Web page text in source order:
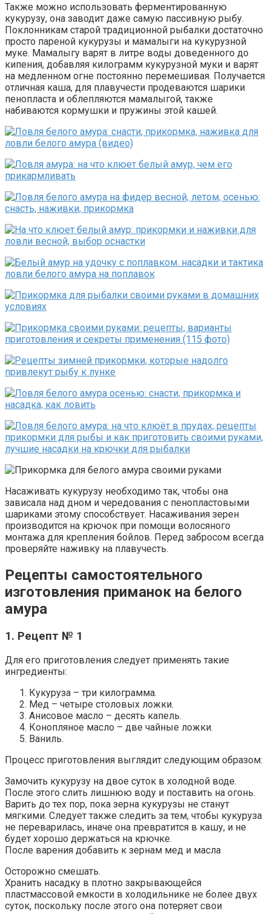
Также можно использовать ферментированную
кукурузу, она заводит даже самую пассивную рыбу.
Поклонникам старой традиционной рыбалки достаточно
просто пареной кукурузы и мамалыги на кукурузной
муке. Мамалыгу варят в литре воды доведенного до
кипения, добавляя килограмм кукурузной муки и варят
на медленном огне постоянно перемешивая. Получается
отличная каша, для плавучести продеваются шарики
пенопласта и облепляются мамалыгой, также
набиваются кормушки и пружины этой кашей.
Насаживать кукурузу необходимо так, чтобы она
зависала над дном и чередования с пенопластовыми
шариками этому способствует. Насаживания зерен
производится на крючок при помощи волосяного
монтажа для крепления бойлов. Перед забросом всегда
проверяйте наживку на плавучесть.
Рецепты самостоятельного
изготовления приманок на белого
амура
1. Рецепт № 1
Для его приготовления следует применять такие
ингредиенты:
Кукуруза – три килограмма.
Мед – четыре столовых ложки.
Анисовое масло – десять капель.
Конопляное масло – две чайные ложки.
Ваниль.
Процесс приготовления выглядит следующим образом:
Замочить кукурузу на двое суток в холодной воде.
После этого слить лишнюю воду и поставить на огонь.
Варить до тех пор, пока зерна кукурузы не станут
мягкими. Следует также следить за тем, чтобы кукуруза
не переварилась, иначе она превратится в кашу, и не
будет хорошо держаться на крючке.
После варения добавить к зернам мед и масла
Осторожно смешать.
Хранить насадку в плотно закрывающейся
пластмассовой емкости в холодильнике не более двух
суток, поскольку после этого она потеряет свои